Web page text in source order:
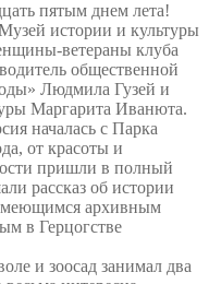
пятым днем лета!
истории и культуры
ветераны клуба
общественной
Людмила Гузей и
Маргарита Иванюта.
началась с Парка
от красоты и
пришли в полный
рассказ об истории
архивным
в Герцогстве
и зоосад занимал два